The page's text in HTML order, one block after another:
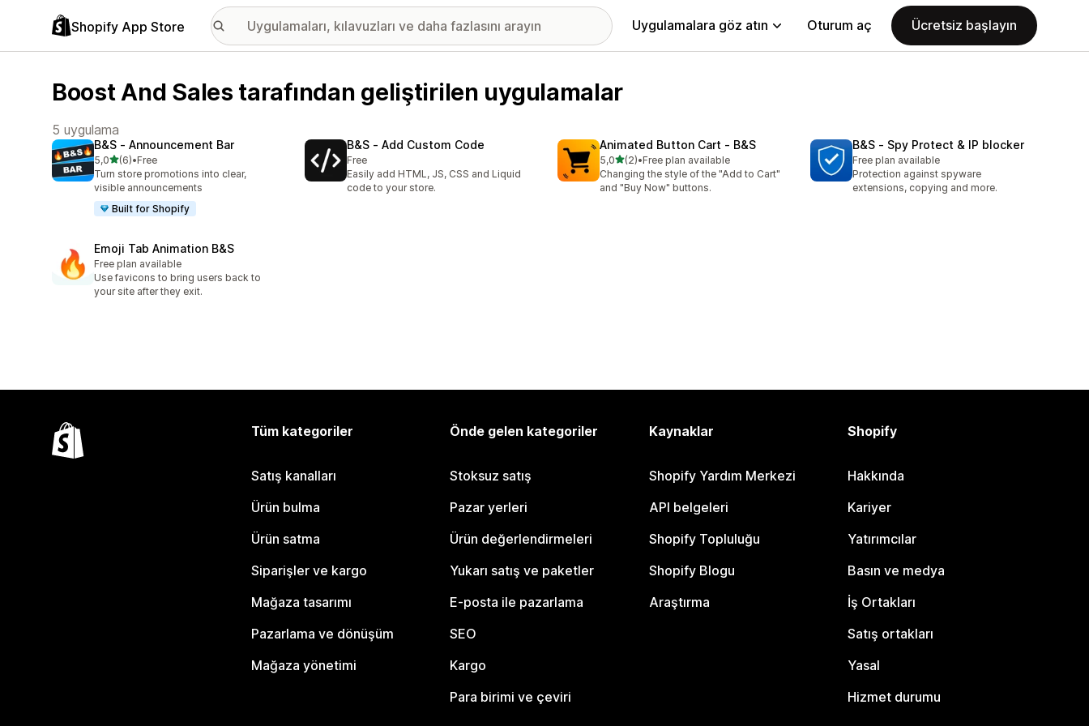
Shopify App Store Uygulamalara göz atın Oturum aç Ücretsiz başlayın
Boost And Sales tarafından geliştirilen uygulamalar
5 uygulama
B&S ‑ Announcement Bar
5,05 yıldız üzerinden
(6)
toplam 6 değerlendirme
•Free
Turn store promotions into clear,
visible announcements
Built for Shopify
B&S ‑ Add Custom Code
Free
Easily add HTML, JS, CSS and Liquid
code to your store.
Animated Button Cart ‑ B&S
5,05 yıldız üzerinden
(2)
toplam 2 değerlendirme
•Free plan available
Changing the style of the "Add to Cart"
and "Buy Now" buttons.
B&S ‑ Spy Protect & IP blocker
Free plan available
Protection against spyware
extensions, copying and more.
Emoji Tab Animation B&S
Free plan available
Use favicons to bring users back to
your site after they exit.
Tüm kategoriler
Satış kanalları
Ürün bulma
Ürün satma
Siparişler ve kargo
Mağaza tasarımı
Pazarlama ve dönüşüm
Mağaza yönetimi
Önde gelen kategoriler
Stoksuz satış
Pazar yerleri
Ürün değerlendirmeleri
Yukarı satış ve paketler
E-posta ile pazarlama
SEO
Kargo
Para birimi ve çeviri
Kaynaklar
Shopify Yardım Merkezi
API belgeleri
Shopify Topluluğu
Shopify Blogu
Araştırma
Shopify
Hakkında
Kariyer
Yatırımcılar
Basın ve medya
İş Ortakları
Satış ortakları
Yasal
Hizmet durumu